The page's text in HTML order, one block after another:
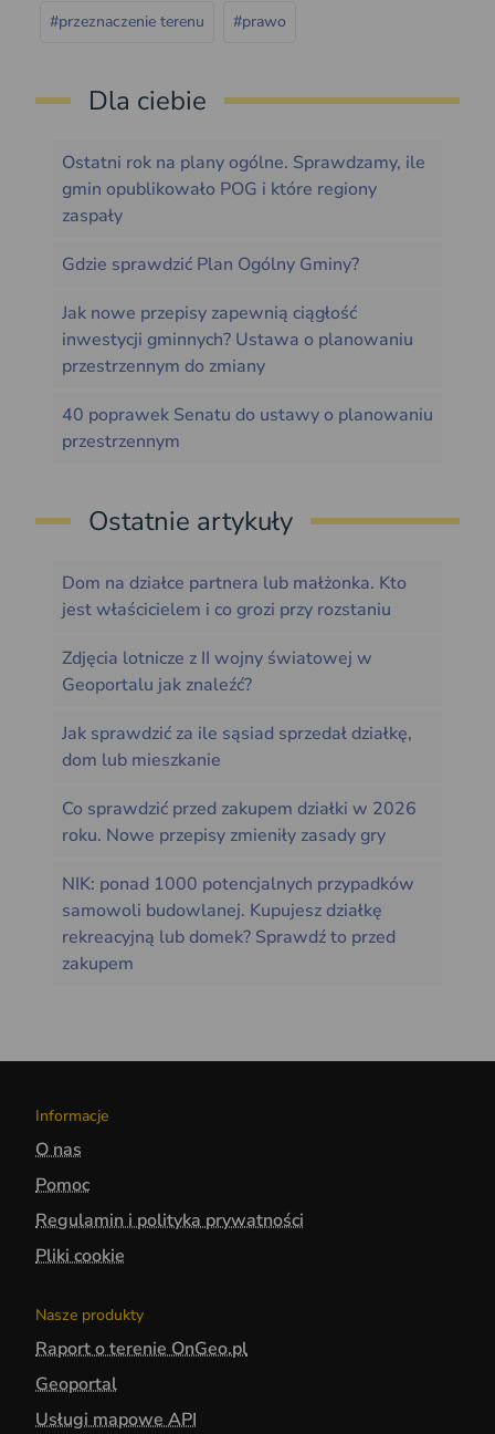
#przeznaczenie terenu #prawo
Dla ciebie
Ostatni rok na plany ogólne. Sprawdzamy, ile
gmin opublikowało POG i które regiony
zaspały
Gdzie sprawdzić Plan Ogólny Gminy?
Jak nowe przepisy zapewnią ciągłość
inwestycji gminnych? Ustawa o planowaniu
przestrzennym do zmiany
40 poprawek Senatu do ustawy o planowaniu
przestrzennym
Ostatnie artykuły
Dom na działce partnera lub małżonka. Kto
jest właścicielem i co grozi przy rozstaniu
Zdjęcia lotnicze z II wojny światowej w
Geoportalu jak znaleźć?
Jak sprawdzić za ile sąsiad sprzedał działkę,
dom lub mieszkanie
Co sprawdzić przed zakupem działki w 2026
roku. Nowe przepisy zmieniły zasady gry
NIK: ponad 1000 potencjalnych przypadków
samowoli budowlanej. Kupujesz działkę
rekreacyjną lub domek? Sprawdź to przed
zakupem
Informacje
O nas
Pomoc
Regulamin i polityka prywatności
Pliki cookie
Nasze produkty
Raport o terenie OnGeo.pl
Geoportal
Usługi mapowe API